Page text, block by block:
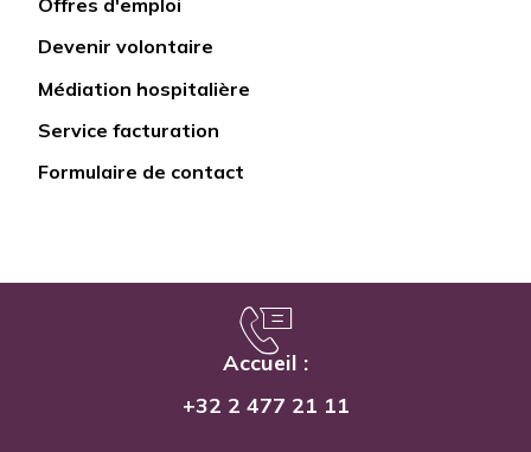
Lien
rapide
Offres d'emploi
Devenir volontaire
Médiation hospitalière
Service facturation
Formulaire de contact
Accueil :
+32 2 477 21 11